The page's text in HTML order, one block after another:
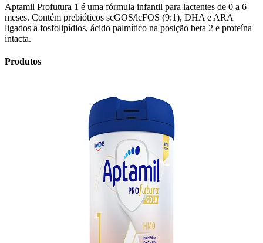
Aptamil Profutura 1 é uma fórmula infantil para lactentes de 0 a 6
meses. Contém prebióticos scGOS/lcFOS (9:1), DHA e ARA
ligados a fosfolipídios, ácido palmítico na posição beta 2 e proteína
intacta.
Produtos